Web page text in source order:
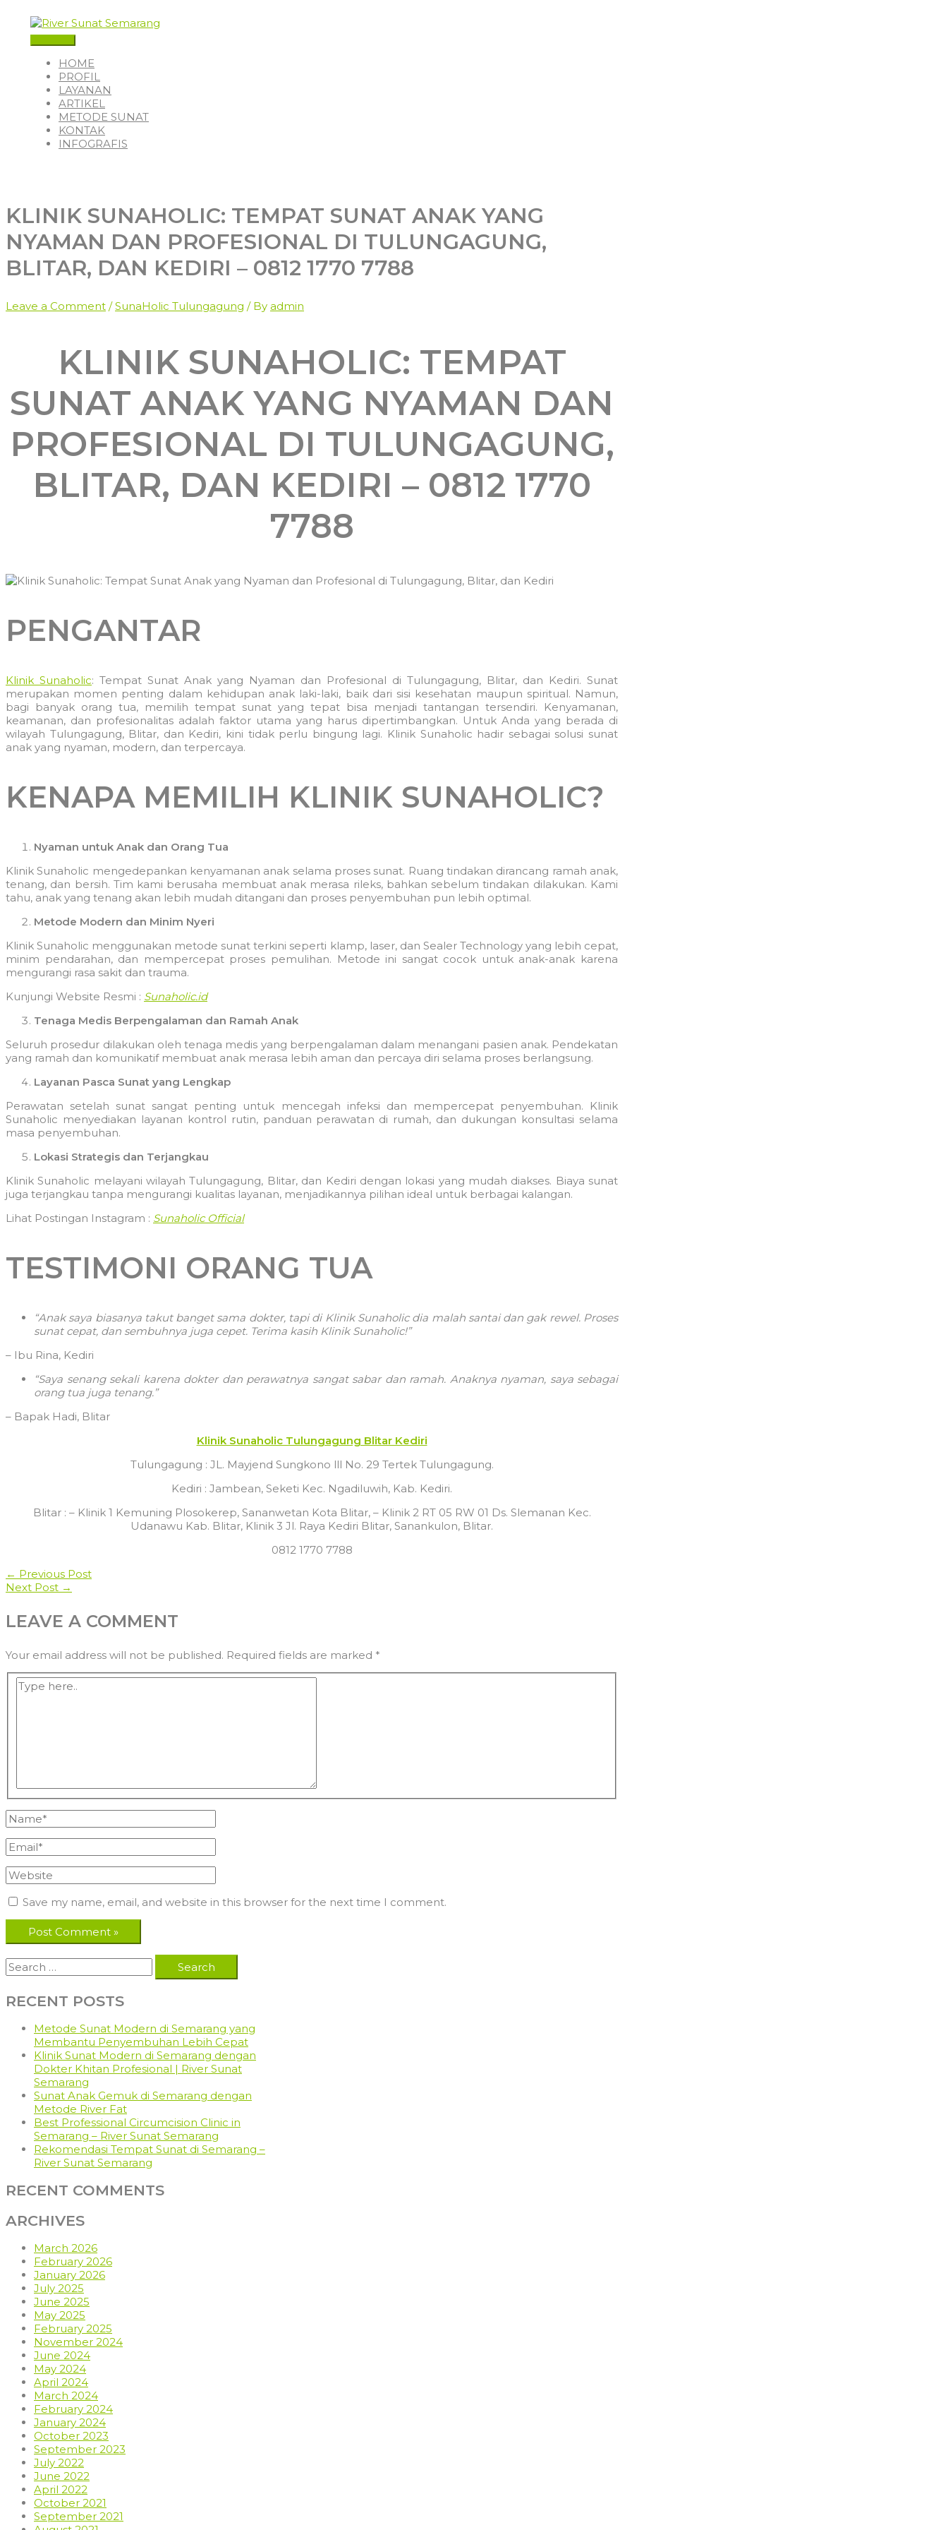
content
Main
Menu
HOME
PROFIL
LAYANAN
ARTIKEL
METODE SUNAT
KONTAK
INFOGRAFIS
KLINIK SUNAHOLIC: TEMPAT SUNAT ANAK YANG
NYAMAN DAN PROFESIONAL DI TULUNGAGUNG,
BLITAR, DAN KEDIRI – 0812 1770 7788
Leave a Comment /SunaHolic Tulungagung / By admin
KLINIK SUNAHOLIC: TEMPAT
SUNAT ANAK YANG NYAMAN DAN
PROFESIONAL DI TULUNGAGUNG,
BLITAR, DAN KEDIRI – 0812 1770
7788
PENGANTAR
Klinik Sunaholic: Tempat Sunat Anak yang Nyaman dan Profesional di Tulungagung, Blitar, dan Kediri. Sunat
merupakan momen penting dalam kehidupan anak laki-laki, baik dari sisi kesehatan maupun spiritual. Namun,
bagi banyak orang tua, memilih tempat sunat yang tepat bisa menjadi tantangan tersendiri. Kenyamanan,
keamanan, dan profesionalitas adalah faktor utama yang harus dipertimbangkan. Untuk Anda yang berada di
wilayah Tulungagung, Blitar, dan Kediri, kini tidak perlu bingung lagi. Klinik Sunaholic hadir sebagai solusi sunat
anak yang nyaman, modern, dan terpercaya.
KENAPA MEMILIH KLINIK SUNAHOLIC?
Nyaman untuk Anak dan Orang Tua
Klinik Sunaholic mengedepankan kenyamanan anak selama proses sunat. Ruang tindakan dirancang ramah anak,
tenang, dan bersih. Tim kami berusaha membuat anak merasa rileks, bahkan sebelum tindakan dilakukan. Kami
tahu, anak yang tenang akan lebih mudah ditangani dan proses penyembuhan pun lebih optimal.
Metode Modern dan Minim Nyeri
Klinik Sunaholic menggunakan metode sunat terkini seperti klamp, laser, dan Sealer Technology yang lebih cepat,
minim pendarahan, dan mempercepat proses pemulihan. Metode ini sangat cocok untuk anak-anak karena
mengurangi rasa sakit dan trauma.
Kunjungi Website Resmi : Sunaholic.id
Tenaga Medis Berpengalaman dan Ramah Anak
Seluruh prosedur dilakukan oleh tenaga medis yang berpengalaman dalam menangani pasien anak. Pendekatan
yang ramah dan komunikatif membuat anak merasa lebih aman dan percaya diri selama proses berlangsung.
Layanan Pasca Sunat yang Lengkap
Perawatan setelah sunat sangat penting untuk mencegah infeksi dan mempercepat penyembuhan. Klinik
Sunaholic menyediakan layanan kontrol rutin, panduan perawatan di rumah, dan dukungan konsultasi selama
masa penyembuhan.
Lokasi Strategis dan Terjangkau
Klinik Sunaholic melayani wilayah Tulungagung, Blitar, dan Kediri dengan lokasi yang mudah diakses. Biaya sunat
juga terjangkau tanpa mengurangi kualitas layanan, menjadikannya pilihan ideal untuk berbagai kalangan.
Lihat Postingan Instagram : Sunaholic Official
TESTIMONI ORANG TUA
“Anak saya biasanya takut banget sama dokter, tapi di Klinik Sunaholic dia malah santai dan gak rewel. Proses
sunat cepat, dan sembuhnya juga cepet. Terima kasih Klinik Sunaholic!”
– Ibu Rina, Kediri
“Saya senang sekali karena dokter dan perawatnya sangat sabar dan ramah. Anaknya nyaman, saya sebagai
orang tua juga tenang.”
– Bapak Hadi, Blitar
Klinik Sunaholic Tulungagung Blitar Kediri
Tulungagung : JL. Mayjend Sungkono lll No. 29 Tertek Tulungagung.
Kediri : Jambean, Seketi Kec. Ngadiluwih, Kab. Kediri.
Blitar : – Klinik 1 Kemuning Plosokerep, Sananwetan Kota Blitar, – Klinik 2 RT 05 RW 01 Ds. Slemanan Kec.
Udanawu Kab. Blitar, Klinik 3 Jl. Raya Kediri Blitar, Sanankulon, Blitar.
0812 1770 7788
POST
NAVIGATION
← Previous Post
Next Post →
LEAVE A COMMENT
Your email address will not be published. Required fields are marked *
Type
here..
Name*
Email*
Website
Save my name, email, and website in this browser for the next time I comment.
Search
for:
RECENT POSTS
Metode Sunat Modern di Semarang yang
Membantu Penyembuhan Lebih Cepat
Klinik Sunat Modern di Semarang dengan
Dokter Khitan Profesional | River Sunat
Semarang
Sunat Anak Gemuk di Semarang dengan
Metode River Fat
Best Professional Circumcision Clinic in
Semarang – River Sunat Semarang
Rekomendasi Tempat Sunat di Semarang –
River Sunat Semarang
RECENT COMMENTS
ARCHIVES
March 2026
February 2026
January 2026
July 2025
June 2025
May 2025
February 2025
November 2024
June 2024
May 2024
April 2024
March 2024
February 2024
January 2024
October 2023
September 2023
July 2022
June 2022
April 2022
October 2021
September 2021